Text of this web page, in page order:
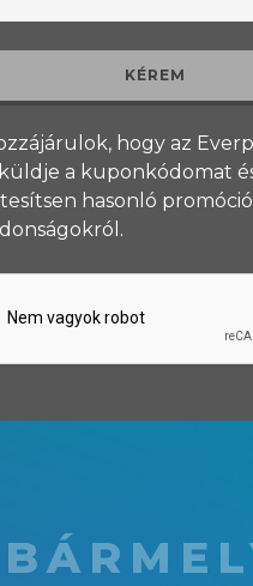
hogy az
a kuponkódomat
hasonló